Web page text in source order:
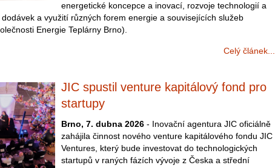
energetické koncepce a inovací, rozvoje technologií a
a využití různých forem energie a souvisejících služeb
Energie Teplárny Brno).
Celý článek...
JIC spustil venture kapitálový fond pro
startupy
Brno, 7. dubna 2026 - Inovační agentura JIC oficiálně
zahájila činnost nového venture kapitálového fondu JIC
Ventures, který bude investovat do technologických
startupů v raných fázích vývoje z Česka a střední